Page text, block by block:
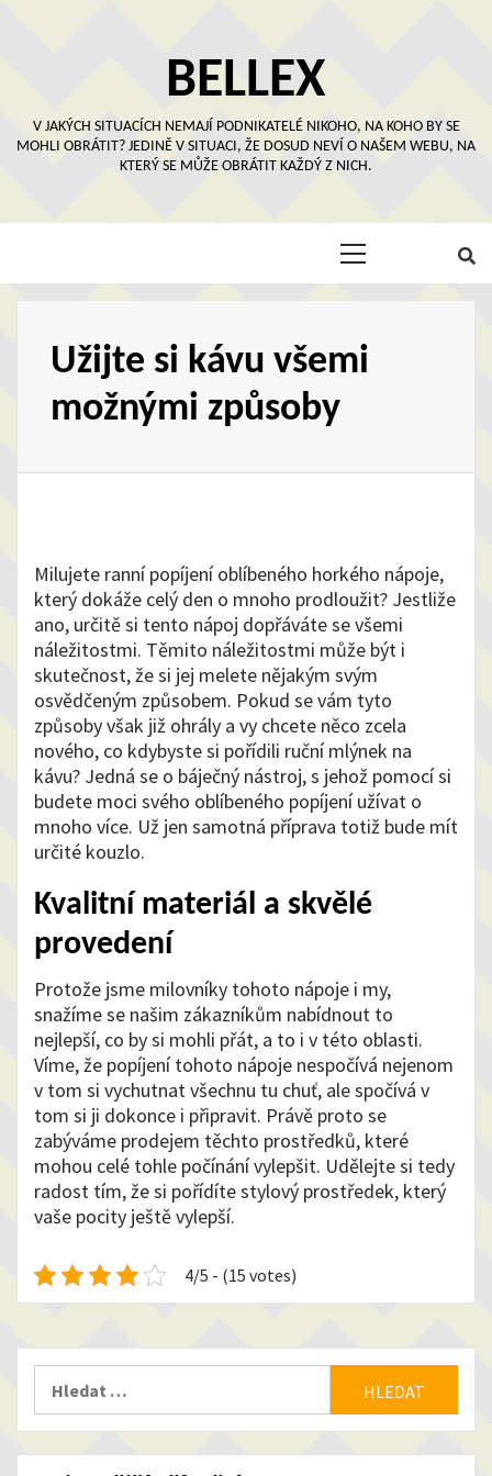
BELLEX
V JAKÝCH SITUACÍCH NEMAJÍ PODNIKATELÉ NIKOHO, NA KOHO BY SE
MOHLI OBRÁTIT? JEDINĚ V SITUACI, ŽE DOSUD NEVÍ O NAŠEM WEBU, NA
KTERÝ SE MŮŽE OBRÁTIT KAŽDÝ Z NICH.
Užijte si kávu všemi
možnými způsoby
Milujete ranní popíjení oblíbeného horkého nápoje,
který dokáže celý den o mnoho prodloužit? Jestliže
ano, určitě si tento nápoj dopřáváte se všemi
náležitostmi. Těmito náležitostmi může být i
skutečnost, že si jej melete nějakým svým
osvědčeným způsobem. Pokud se vám tyto
způsoby však již ohrály a vy chcete něco zcela
nového, co kdybyste si pořídili ruční mlýnek na
kávu? Jedná se o báječný nástroj, s jehož pomocí si
budete moci svého oblíbeného popíjení užívat o
mnoho více. Už jen samotná příprava totiž bude mít
určité kouzlo.
Kvalitní materiál a skvělé
provedení
Protože jsme milovníky tohoto nápoje i my,
snažíme se našim zákazníkům nabídnout to
nejlepší, co by si mohli přát, a to i v této oblasti.
Víme, že popíjení tohoto nápoje nespočívá nejenom
v tom si vychutnat všechnu tu chuť, ale spočívá v
tom si ji dokonce i připravit. Právě proto se
zabýváme prodejem těchto prostředků, které
mohou celé tohle počínání vylepšit. Udělejte si tedy
radost tím, že si pořídíte stylový prostředek, který
vaše pocity ještě vylepší.
4/5 - (15 votes)